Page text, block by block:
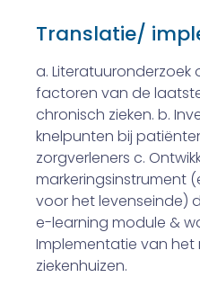
Translatie/
a. Literatuuronderzoek
factoren van de
chronisch zieken. b.
knelpunten bij
zorgverleners c.
markeringsinstrument
voor het levenseinde)
e-learning module &
Implementatie van het
ziekenhuizen.